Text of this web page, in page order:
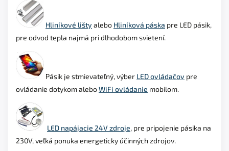
Hliníkové lišty alebo Hliníková páska pre LED pásik,
pre odvod tepla najmä pri dlhodobom svietení.
Pásik je stmievateľný, výber LED ovládačov pre
ovládanie dotykom aleboWiFi ovládanie mobilom.
LED napájacie 24V zdroje, pre pripojenie pásika na
230V, veľká ponuka energeticky účinných zdrojov.